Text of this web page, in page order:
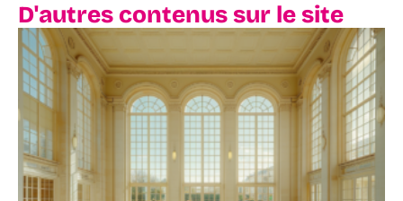
D'autres contenus sur le site